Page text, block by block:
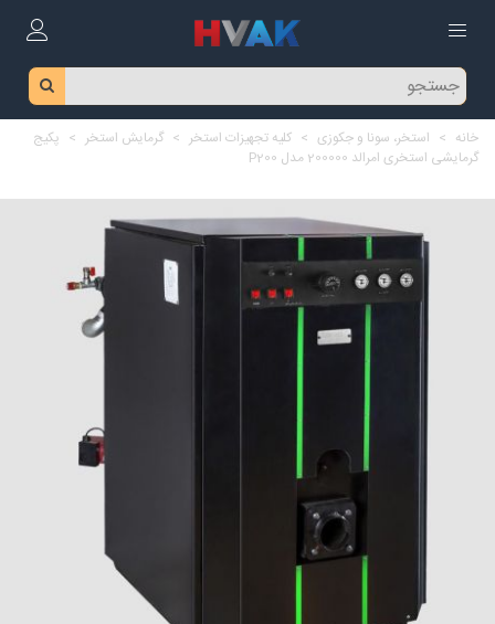
خانه > استخر، سونا و جکوزی > کلیه تجهیزات استخر > گرمایش استخر > پکیج
گرمایشی استخری امرالد 200000 مدل P200